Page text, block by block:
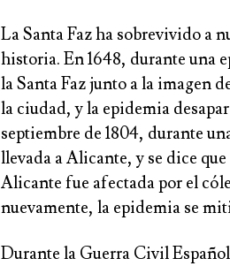
La Santa Faz ha sobrevivido a
historia. En 1648, durante una
la Santa Faz junto a la imagen
la ciudad, y la epidemia
septiembre de 1804, durante
llevada a Alicante, y se dice
Alicante fue afectada por el
nuevamente, la epidemia se
Durante la Guerra Civil